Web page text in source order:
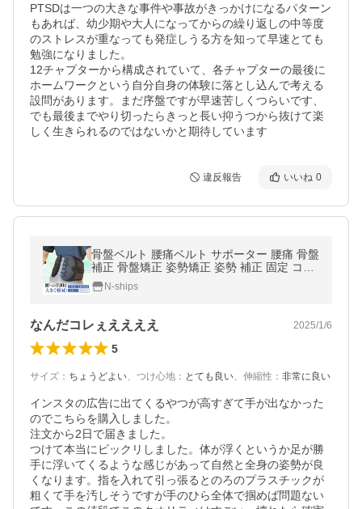
PTSDは一つの大きな事件や事故がきっかけになるパターン
もあれば、幼少期や大人になってからの繰り返しの中等度
のストレスが重なっても発症しうる方を知って早速とても
勉強になりました。
12チャプターから構成されていて、各チャプターの最後に
ホームワークという自分自身の体験に落とし込んで考える
設問があります。まだ序盤ですが早速苦しくつらいです、
でも最後までやり切ったらきっと長い抑うつから抜けて楽
しく生きられるのではないかと期待しています
違反報告 いいね 0
骨盤ベルト 腰痛ベルト サポーター 腰痛 骨盤
補正 骨盤矯正 姿勢矯正 姿勢 補正 固定 コル
N-ships
なんだコレぇええええ 2025/1/6
5
サイズ ： ちょうどよい、 つけ心地 ： とても良い、 伸縮性 ： 非常に良い
インスタの広告に出てくるやつが高すぎて手が出なかった
のでこちらを購入しました。
注文から2日で届きました。
つけて本当にビックリしました。体が浮くというか足が勝
手に浮いてくるような感じがあって自然と全身の姿勢が良
くなります。指を入れて引っ張るとのろのプラスチックが
粗くて手を汚しそうですが手のひら全体で掴めば問題ない